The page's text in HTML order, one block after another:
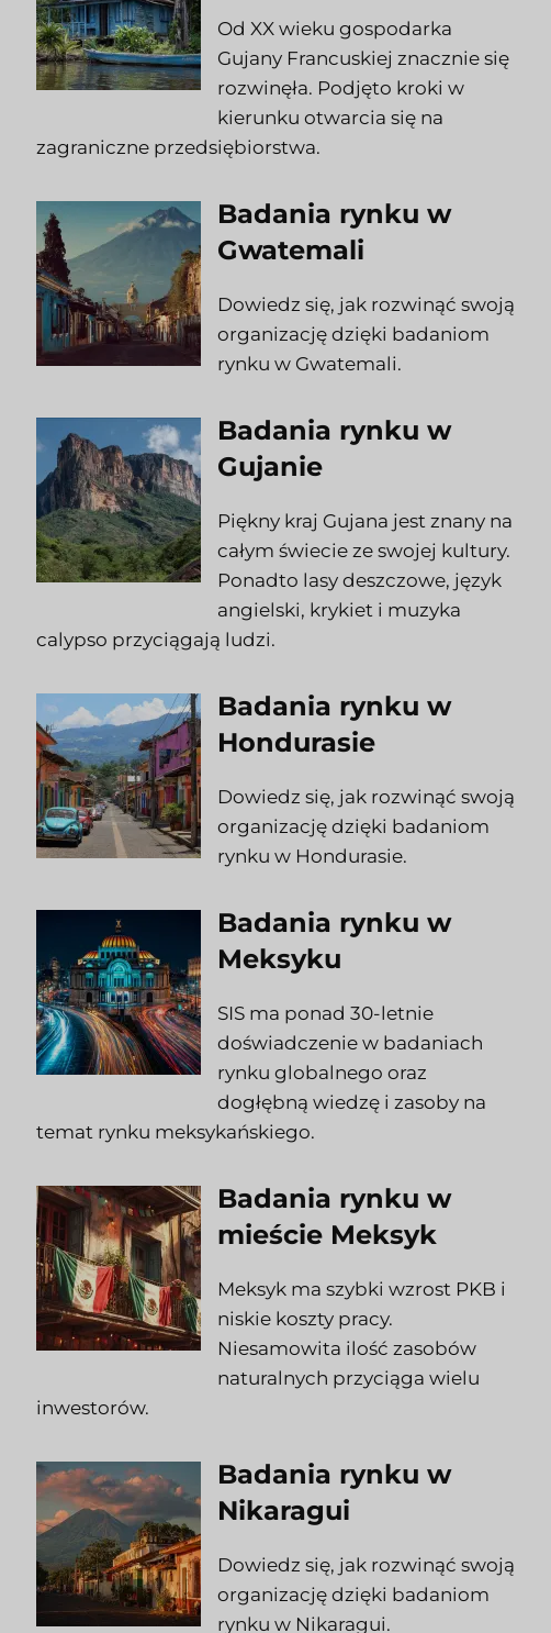
Od XX wieku gospodarka
Gujany Francuskiej znacznie się
rozwinęła. Podjęto kroki w
kierunku otwarcia się na
zagraniczne przedsiębiorstwa.
Badania rynku w
Gwatemali
Dowiedz się, jak rozwinąć swoją
organizację dzięki badaniom
rynku w Gwatemali.
Badania rynku w
Gujanie
Piękny kraj Gujana jest znany na
całym świecie ze swojej kultury.
Ponadto lasy deszczowe, język
angielski, krykiet i muzyka
calypso przyciągają ludzi.
Badania rynku w
Hondurasie
Dowiedz się, jak rozwinąć swoją
organizację dzięki badaniom
rynku w Hondurasie.
Badania rynku w
Meksyku
SIS ma ponad 30-letnie
doświadczenie w badaniach
rynku globalnego oraz
dogłębną wiedzę i zasoby na
temat rynku meksykańskiego.
Badania rynku w
mieście Meksyk
Meksyk ma szybki wzrost PKB i
niskie koszty pracy.
Niesamowita ilość zasobów
naturalnych przyciąga wielu
inwestorów.
Badania rynku w
Nikaragui
Dowiedz się, jak rozwinąć swoją
organizację dzięki badaniom
rynku w Nikaragui.